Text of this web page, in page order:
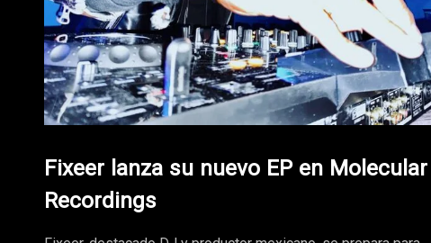
Fixeer lanza su nuevo EP en Molecular
Recordings